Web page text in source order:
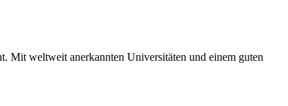
Mit weltweit anerkannten Universitäten und einem guten